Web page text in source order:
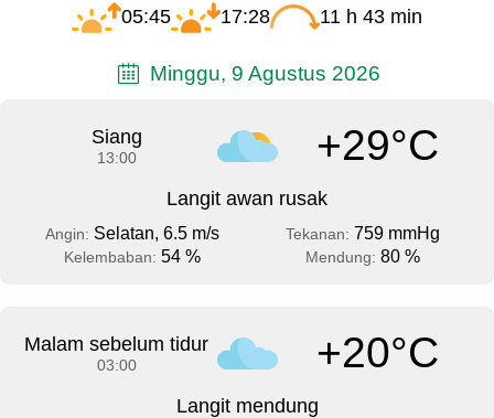
05:45 17:28 11 h 43 min
Minggu, 9 Agustus 2026
Siang
13:00 +29°C
Langit awan rusak
Angin: Selatan, 6.5 m/s Tekanan: 759 mmHg
Kelembaban: 54 % Mendung: 80 %
Malam sebelum tidur
03:00 +20°C
Langit mendung